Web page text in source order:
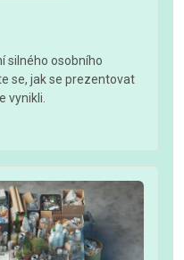
silného osobního
se, jak se prezentovat
vynikli.